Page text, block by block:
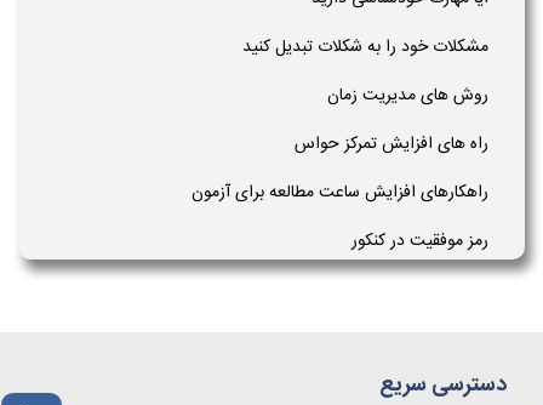
مشکلات خود را به شکلات تبدیل کنید
روش های مدیریت زمان
راه های افزایش تمرکز حواس
راهکارهای افزایش ساعت مطالعه برای آزمون
رمز موفقیت در کنکور
دسترسی سریع